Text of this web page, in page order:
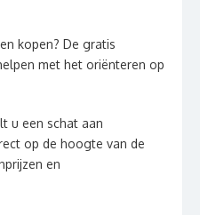
kopen? De gratis
met het oriënteren op
u een schat aan
op de hoogte van de
en